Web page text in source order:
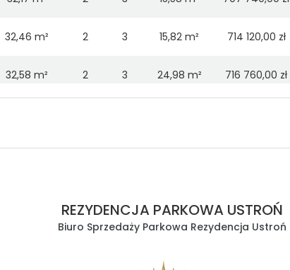
32,46 m² 2 3 15,82 m² 714 120,00 zł
32,58 m² 2 3 24,98 m² 716 760,00 zł
32,73 m² 2 3 15,82 m² 720 060,00 zł
2 2 4,97 m² 573 226,20 zł
4,97 m²
REZYDENCJA PARKOWA USTROŃ
Biuro Sprzedaży Parkowa Rezydencja Ustroń